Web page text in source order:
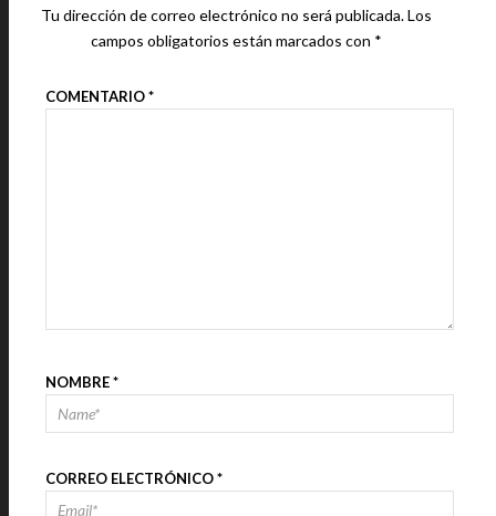
Tu dirección de correo electrónico no será publicada.Los
campos obligatorios están marcados con *
COMENTARIO*
NOMBRE*
CORREO ELECTRÓNICO*